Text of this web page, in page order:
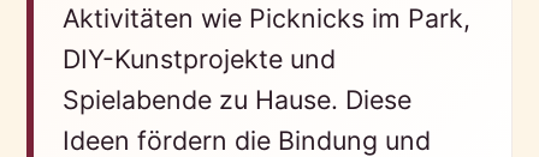
Aktivitäten wie Picknicks im Park,
DIY-Kunstprojekte und
Spielabende zu Hause. Diese
Ideen fördern die Bindung und